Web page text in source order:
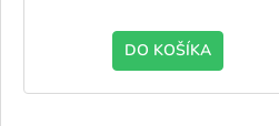
DO KOŠÍKA